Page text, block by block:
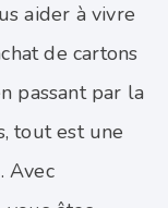
aider à vivre
de cartons
passant par la
tout est une
Avec